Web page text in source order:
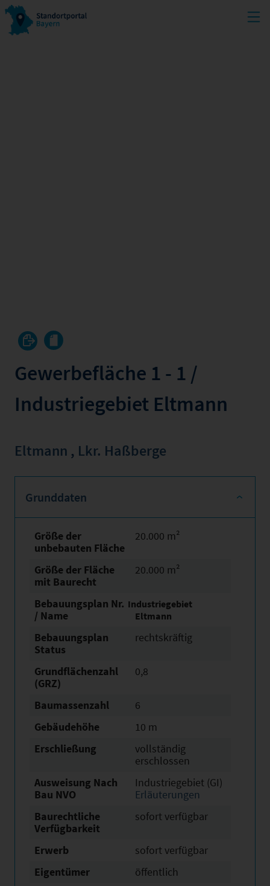
Gewerbefläche 1 - 1 /
Industriegebiet Eltmann
Eltmann , Lkr. Haßberge
Grunddaten
Größe der
unbebauten Fläche
20.000 m²
Größe der Fläche
mit Baurecht
20.000 m²
Bebauungsplan Nr.
/ Name
Industriegebiet
Eltmann
Bebauungsplan
Status
rechtskräftig
Grundflächen­zahl
(GRZ)
0,8
Baumassenzahl
6
Gebäudehöhe
10 m
Erschließung
vollständig
erschlossen
Ausweisung Nach
Bau NVO
Industriegebiet (GI)
Erläuterungen
Baurechtliche
Verfügbarkeit
sofort verfügbar
Erwerb
sofort verfügbar
Eigentümer
öffentlich